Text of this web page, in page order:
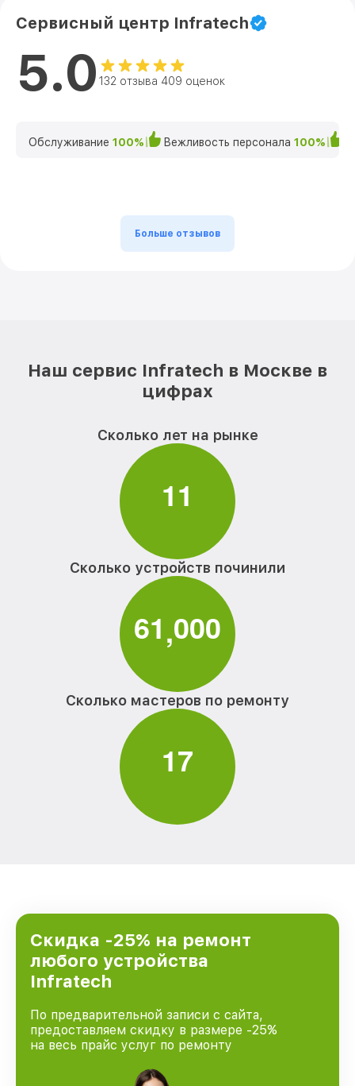
Сервисный центр Infratech
5.0 132 отзыва 409 оценок
Обслуживание 100% Вежливость персонала 100%
Больше отзывов
Наш сервис Infratech в Москве в
цифрах
Сколько лет на рынке
11
Сколько устройств починили
61,000
Сколько мастеров по ремонту
17
Скидка -25% на ремонт
любого устройства
Infratech
По предварительной записи с сайта,
предоставляем скидку в размере -25%
на весь прайс услуг по ремонту